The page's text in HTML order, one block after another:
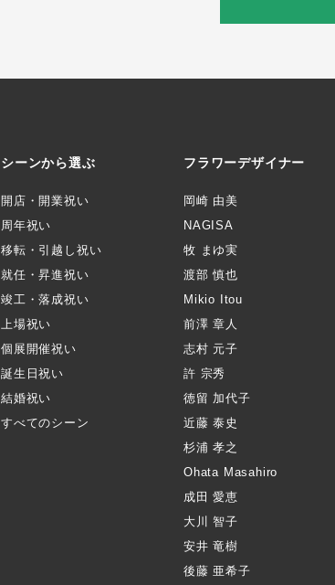
シーンから選ぶ
開店・開業祝い
周年祝い
移転・引越し祝い
就任・昇進祝い
竣工・落成祝い
上場祝い
個展開催祝い
誕生日祝い
結婚祝い
すべてのシーン
フラワーデザイナー
岡崎 由美
NAGISA
牧 まゆ実
渡部 慎也
Mikio Itou
前澤 章人
志村 元子
許 宗秀
徳留 加代子
近藤 泰史
杉浦 孝之
Ohata Masahiro
成田 愛恵
大川 智子
安井 竜樹
後藤 亜希子